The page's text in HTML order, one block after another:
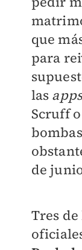
que
para
las
Scruff
de
Tres